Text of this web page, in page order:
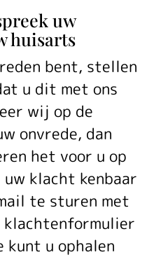
uw
huisarts
bent, stellen
u dit met ons
wij op de
onvrede, dan
het voor u op
klacht kenbaar
te sturen met
kunt u ophalen